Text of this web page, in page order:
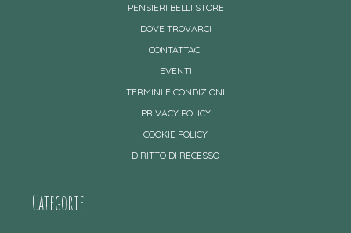
PENSIERI BELLI STORE
DOVE TROVARCI
CONTATTACI
EVENTI
TERMINI E CONDIZIONI
PRIVACY POLICY
COOKIE POLICY
DIRITTO DI RECESSO
Categorie